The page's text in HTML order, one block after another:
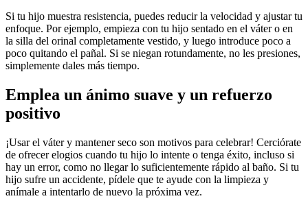
Si tu hijo muestra resistencia, puedes reducir la velocidad y ajustar tu
enfoque. Por ejemplo, empieza con tu hijo sentado en el váter o en
la silla del orinal completamente vestido, y luego introduce poco a
poco quitando el pañal. Si se niegan rotundamente, no les presiones,
simplemente dales más tiempo.
Emplea un ánimo suave y un refuerzo
positivo
¡Usar el váter y mantener seco son motivos para celebrar! Cerciórate
de ofrecer elogios cuando tu hijo lo intente o tenga éxito, incluso si
hay un error, como no llegar lo suficientemente rápido al baño. Si tu
hijo sufre un accidente, pídele que te ayude con la limpieza y
anímale a intentarlo de nuevo la próxima vez.